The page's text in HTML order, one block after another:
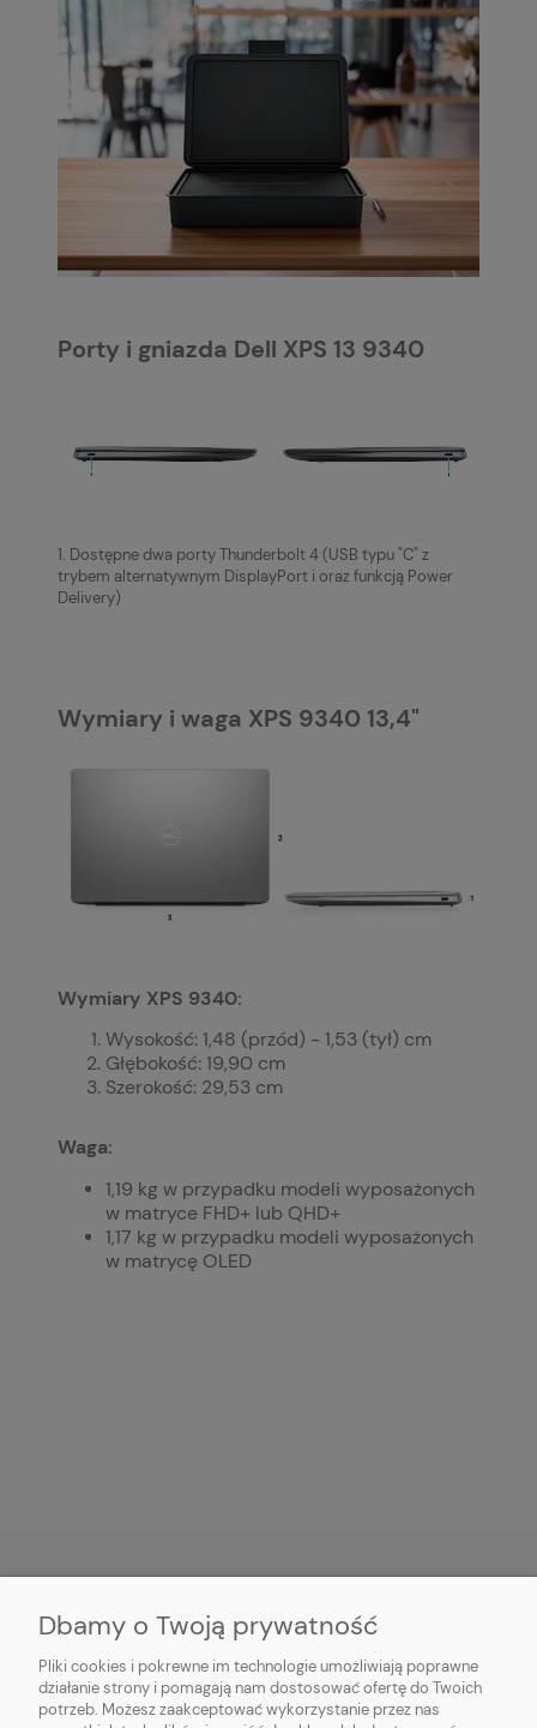
Porty i gniazda Dell XPS 13 9340
1. Dostępne dwa porty Thunderbolt 4 (USB typu "C" z
trybem alternatywnym DisplayPort i oraz funkcją Power
Delivery)
Wymiary i waga XPS 9340 13,4"
Wymiary XPS 9340:
Wysokość: 1,48 (przód) - 1,53 (tył) cm
Głębokość: 19,90 cm
Szerokość: 29,53 cm
Waga:
1,19 kg w przypadku modeli wyposażonych
w matryce FHD+ lub QHD+
1,17 kg w przypadku modeli wyposażonych
w matrycę OLED
O NAS
INFORMACJE
Dbamy o Twoją prywatność
Pliki cookies i pokrewne im technologie umożliwiają poprawne
działanie strony i pomagają nam dostosować ofertę do Twoich
potrzeb. Możesz zaakceptować wykorzystanie przez nas